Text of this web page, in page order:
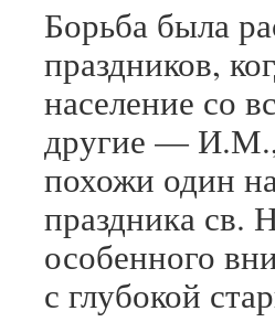
Борьба была
праздников,
население со
другие — И.М.,
похожи один
праздника св.
особенного
с глубокой